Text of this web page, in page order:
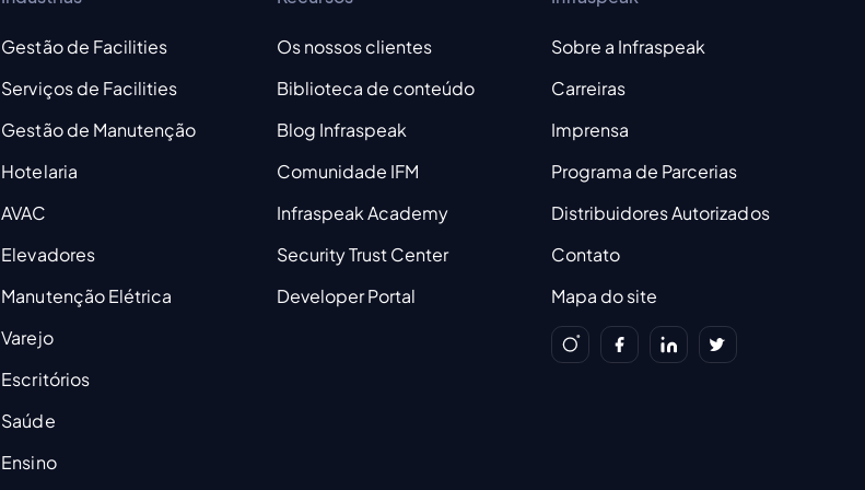
Gestão de Facilities
Serviços de Facilities
Gestão de Manutenção
Hotelaria
AVAC
Elevadores
Manutenção Elétrica
Varejo
Escritórios
Saúde
Ensino
Os nossos clientes
Biblioteca de conteúdo
Blog Infraspeak
Comunidade IFM
Infraspeak Academy
Security Trust Center
Developer Portal
Sobre a Infraspeak
Carreiras
Imprensa
Programa de Parcerias
Distribuidores Autorizados
Contato
Mapa do site